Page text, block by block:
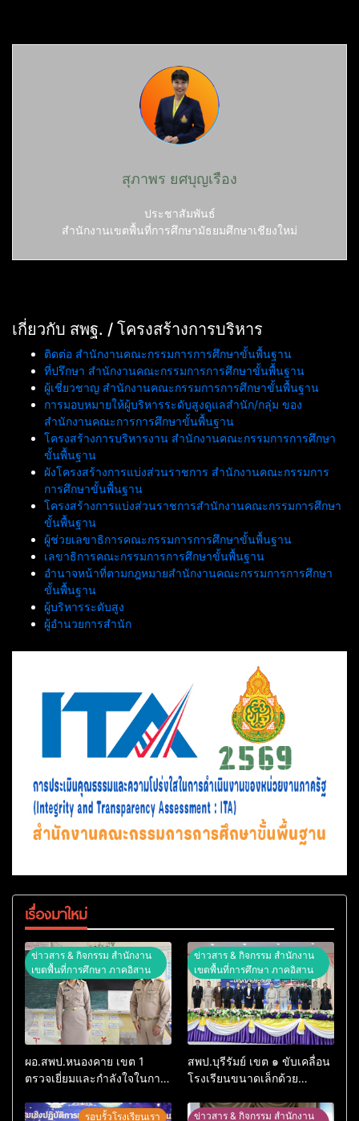
สุภาพร ยศบุญเรือง
ประชาสัมพันธ์
สำนักงานเขตพื้นที่การศึกษามัธยมศึกษาเชียงใหม่
เกี่ยวกับ สพฐ. / โครงสร้างการบริหาร
ติดต่อ สำนักงานคณะกรรมการการศึกษาขั้นพื้นฐาน
ที่ปรึกษา สำนักงานคณะกรรมการการศึกษาขั้นพื้นฐาน
ผู้เชี่ยวชาญ สำนักงานคณะกรรมการการศึกษาขั้นพื้นฐาน
การมอบหมายให้ผู้บริหารระดับสูงดูแลสำนัก/กลุ่ม ของ
สำนักงานคณะการการศึกษาขั้นพื้นฐาน
โครงสร้างการบริหารงาน สำนักงานคณะกรรมการการศึกษา
ขั้นพื้นฐาน
ผังโครงสร้างการแบ่งส่วนราชการ สำนักงานคณะกรรมการ
การศึกษาขั้นพื้นฐาน
โครงสร้างการแบ่งส่วนราชการสำนักงานคณะกรรมการศึกษา
ขั้นพื้นฐาน
ผู้ช่วยเลขาธิการคณะกรรมการการศึกษาขั้นพื้นฐาน
เลขาธิการคณะกรรมการการศึกษาขั้นพื้นฐาน
อำนาจหน้าที่ตามกฎหมายสำนักงานคณะกรรมการการศึกษา
ขั้นพื้นฐาน
ผู้บริหารระดับสูง
ผู้อำนวยการสำนัก
เรื่องมาใหม่
ข่าวสาร & กิจกรรม สำนักงาน
เขตพื้นที่การศึกษา ภาคอิสาน
ผอ.สพป.หนองคาย เขต 1
ตรวจเยี่ยมและกำลังใจในการ
อนุบาลอรุณรังษี
ข่าวสาร & กิจกรรม สำนักงาน
เขตพื้นที่การศึกษา ภาคอิสาน
สพป.บุรีรัมย์ เขต ๑ ขับเคลื่อน
โรงเรียนขนาดเล็กด้วย
ประดิษฐ์
รอบรั้วโรงเรียนเรา
ข่าวสาร & กิจกรรม สำนักงาน